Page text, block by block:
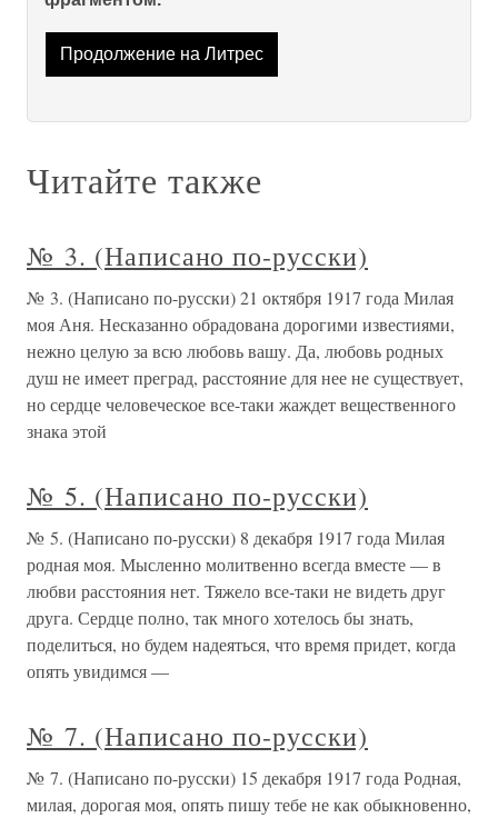
Продолжение на Литрес
Читайте также
№ 3. (Написано по-русски)
№ 3. (Написано по-русски) 21 октября 1917 года Милая
моя Аня. Несказанно обрадована дорогими известиями,
нежно целую за всю любовь вашу. Да, любовь родных
душ не имеет преград, расстояние для нее не существует,
но сердце человеческое все-таки жаждет вещественного
знака этой
№ 5. (Написано по-русски)
№ 5. (Написано по-русски) 8 декабря 1917 года Милая
родная моя. Мысленно молитвенно всегда вместе — в
любви расстояния нет. Тяжело все-таки не видеть друг
друга. Сердце полно, так много хотелось бы знать,
поделиться, но будем надеяться, что время придет, когда
опять увидимся —
№ 7. (Написано по-русски)
№ 7. (Написано по-русски) 15 декабря 1917 года Родная,
милая, дорогая моя, опять пишу тебе не как обыкновенно,